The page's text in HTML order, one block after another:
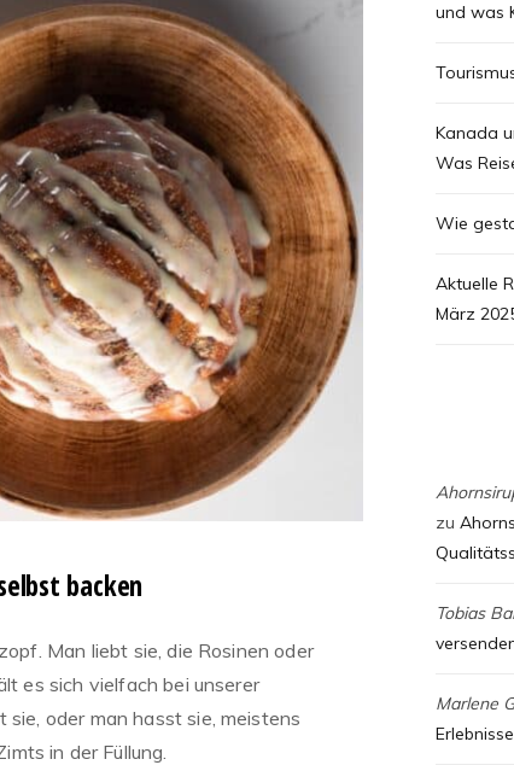
backen
Man liebt sie, die Rosinen oder
es sich vielfach bei unserer
oder man hasst sie, meistens
in der Füllung.
und was
Kanada
Was
Wie
Aktuelle
März
zu
Tobias
Marlene